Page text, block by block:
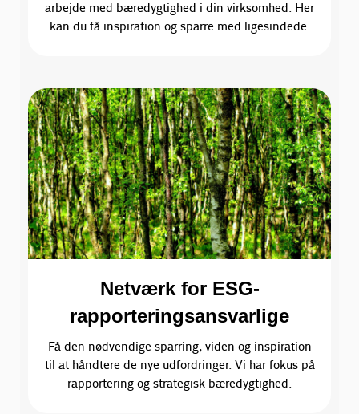
arbejde med bæredygtighed i din virksomhed. Her
kan du få inspiration og sparre med ligesindede.
Netværk for ESG-
rapporteringsansvarlige
Få den nødvendige sparring, viden og inspiration
til at håndtere de nye udfordringer. Vi har fokus på
rapportering og strategisk bæredygtighed.